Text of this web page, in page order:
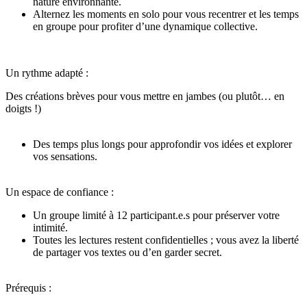
Alternez les moments en solo pour vous recentrer et les temps
en groupe pour profiter d’une dynamique collective.
Un rythme adapté :
Des créations brèves pour vous mettre en jambes (ou plutôt… en
doigts !)
Des temps plus longs pour approfondir vos idées et explorer
vos sensations.
Un espace de confiance :
Un groupe limité à 12 participant.e.s pour préserver votre
intimité.
Toutes les lectures restent confidentielles ; vous avez la liberté
de partager vos textes ou d’en garder secret.
Prérequis :